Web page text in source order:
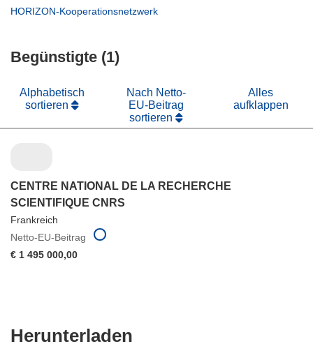
Fenster)
HORIZON-Kooperationsnetzwerk
Begünstigte (1)
Alphabetisch
sortieren
Nach Netto-
EU-Beitrag
sortieren
Alles
aufklappen
CENTRE NATIONAL DE LA RECHERCHE
SCIENTIFIQUE CNRS
Frankreich
Netto-EU-Beitrag
€ 1 495 000,00
Herunterladen